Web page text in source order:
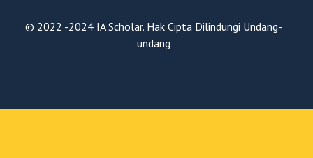
© 2022 -2024 IA Scholar. Hak Cipta Dilindungi Undang-
undang